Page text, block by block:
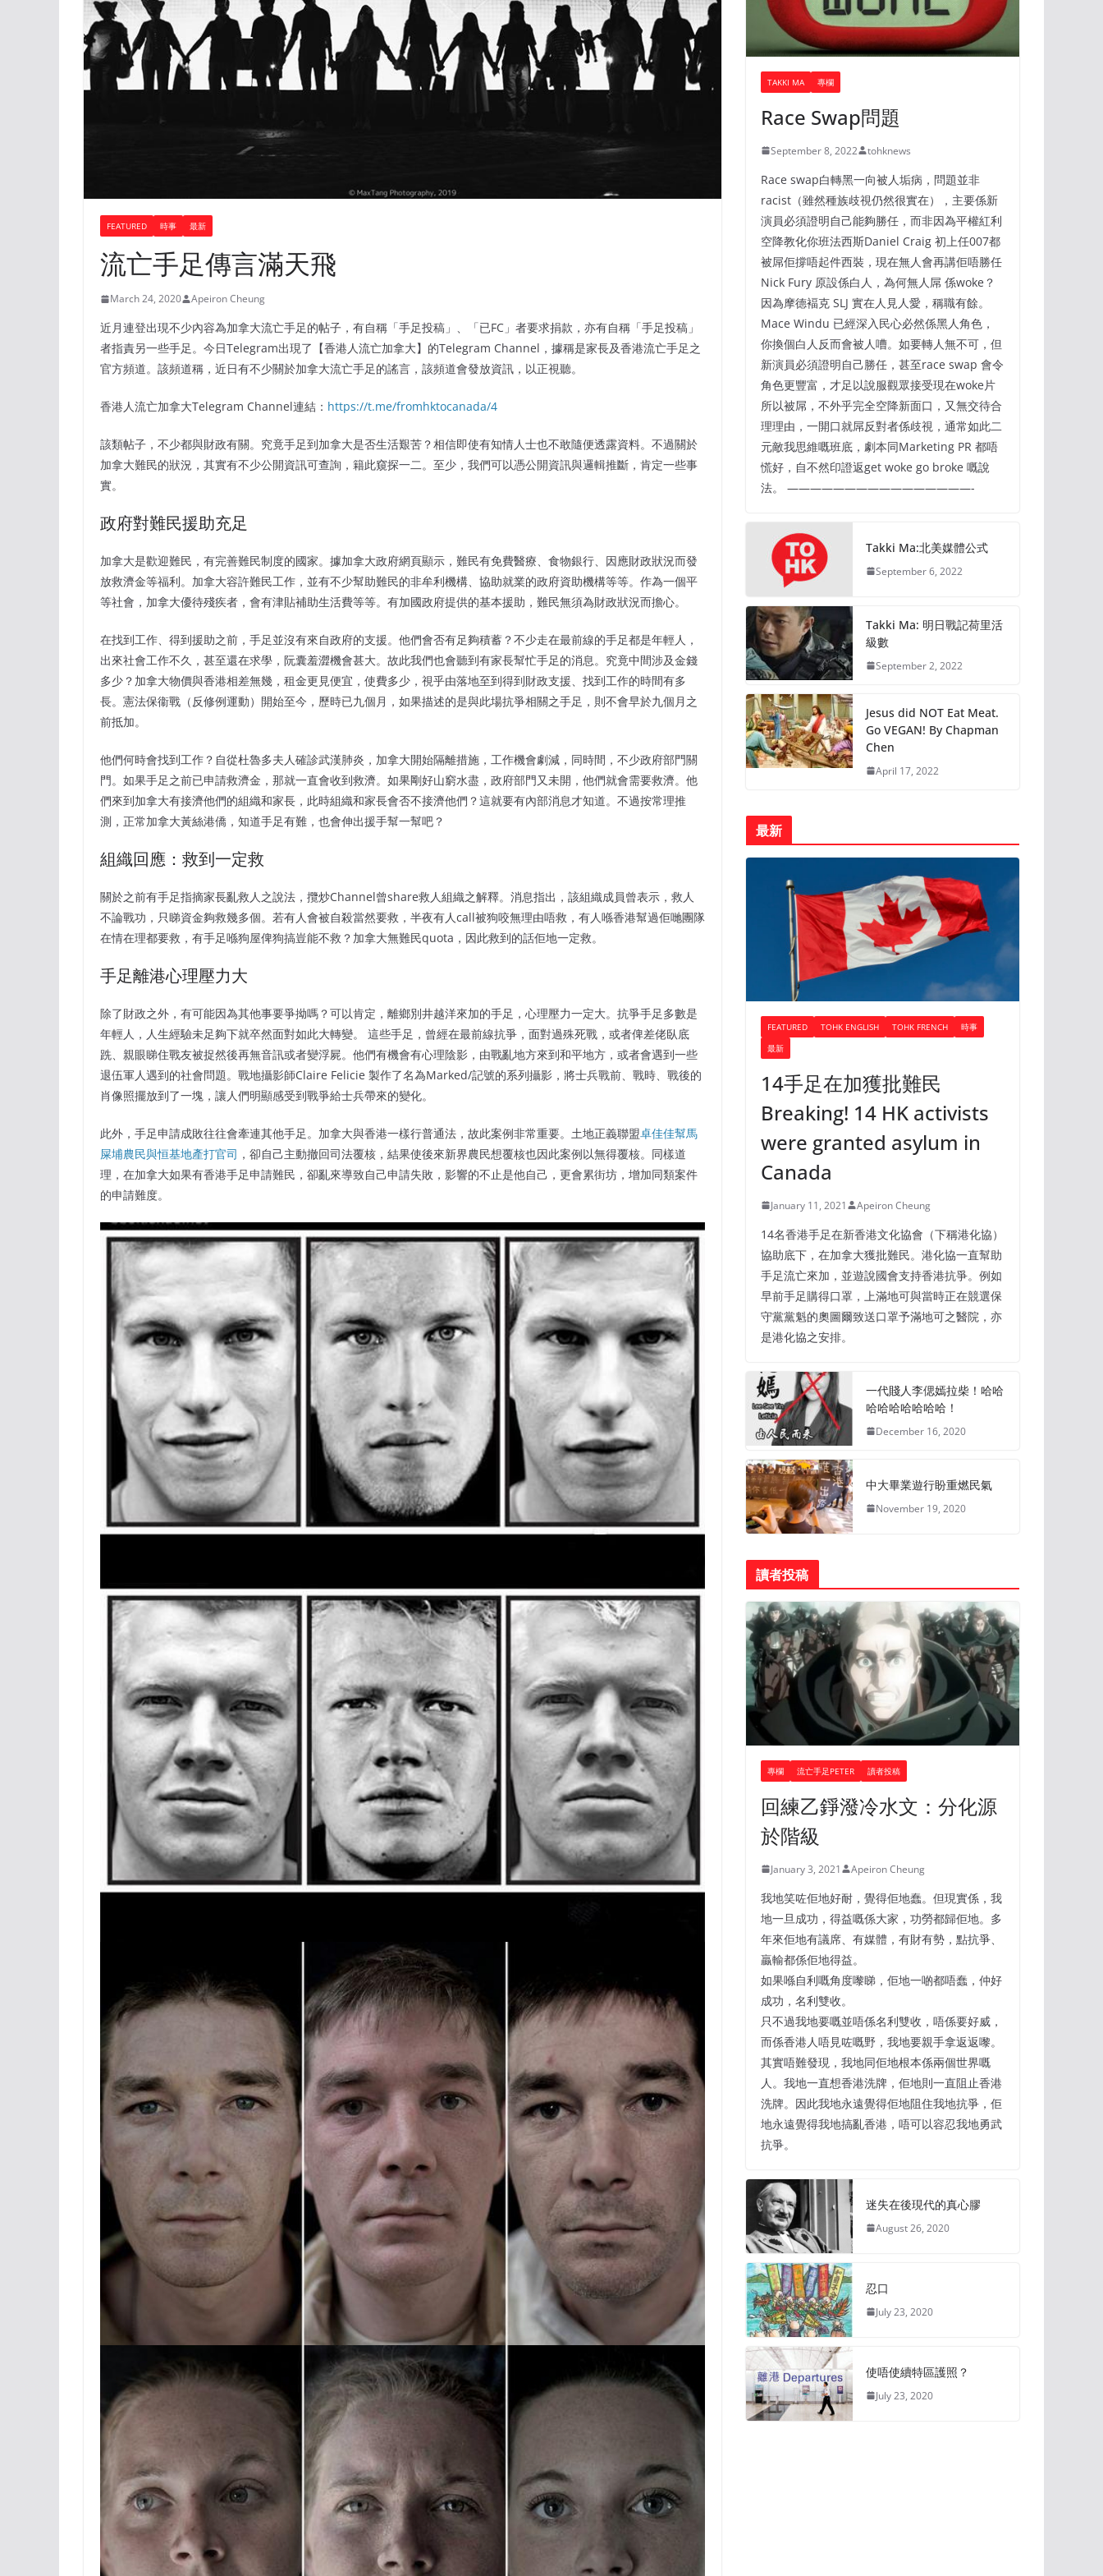
FEATURED 時事 最新
流亡手足傳言滿天飛
March 24, 2020 Apeiron Cheung
近月連登出現不少內容為加拿大流亡手足的帖子，有自稱「手足投稿」、「已FC」者要求捐款，亦有自稱「手足投稿」
者指責另一些手足。今日Telegram出現了【香港人流亡加拿大】的Telegram Channel，據稱是家長及香港流亡手足之
官方頻道。該頻道稱，近日有不少關於加拿大流亡手足的謠言，該頻道會發放資訊，以正視聽。
香港人流亡加拿大Telegram Channel連結： https://t.me/fromhktocanada/4
該類帖子，不少都與財政有關。究竟手足到加拿大是否生活艱苦？相信即使有知情人士也不敢隨便透露資料。不過關於
加拿大難民的狀況，其實有不少公開資訊可查詢，籍此窺探一二。至少，我們可以憑公開資訊與邏輯推斷，肯定一些事
實。
政府對難民援助充足
加拿大是歡迎難民，有完善難民制度的國家。據加拿大政府網頁顯示，難民有免費醫療、食物銀行、因應財政狀況而發
放救濟金等福利。加拿大容許難民工作，並有不少幫助難民的非牟利機構、協助就業的政府資助機構等等。作為一個平
等社會，加拿大優待殘疾者，會有津貼補助生活費等等。有加國政府提供的基本援助，難民無須為財政狀況而擔心。
在找到工作、得到援助之前，手足並沒有來自政府的支援。他們會否有足夠積蓄？不少走在最前線的手足都是年輕人，
出來社會工作不久，甚至還在求學，阮囊羞澀機會甚大。故此我們也會聽到有家長幫忙手足的消息。究竟中間涉及金錢
多少？加拿大物價與香港相差無幾，租金更見便宜，使費多少，視乎由落地至到得到財政支援、找到工作的時間有多
長。憲法保衞戰（反修例運動）開始至今，歷時已九個月，如果描述的是與此場抗爭相關之手足，則不會早於九個月之
前抵加。
他們何時會找到工作？自從杜魯多夫人確診武漢肺炎，加拿大開始隔離措施，工作機會劇減，同時間，不少政府部門關
門。如果手足之前已申請救濟金，那就一直會收到救濟。如果剛好山窮水盡，政府部門又未開，他們就會需要救濟。他
們來到加拿大有接濟他們的組織和家長，此時組織和家長會否不接濟他們？這就要有內部消息才知道。不過按常理推
測，正常加拿大黃絲港僑，知道手足有難，也會伸出援手幫一幫吧？
組織回應：救到一定救
關於之前有手足指摘家長亂救人之說法，攬炒Channel曾share救人組織之解釋。消息指出，該組織成員曾表示，救人
不論戰功，只睇資金夠救幾多個。若有人會被自殺當然要救，半夜有人call被狗咬無理由唔救，有人喺香港幫過佢哋團隊
在情在理都要救，有手足喺狗屋俾狗搞豈能不救？加拿大無難民quota，因此救到的話佢地一定救。
手足離港心理壓力大
除了財政之外，有可能因為其他事要爭拗嗎？可以肯定，離鄉別井越洋來加的手足，心理壓力一定大。抗爭手足多數是
年輕人，人生經驗未足夠下就卒然面對如此大轉變。 這些手足，曾經在最前線抗爭，面對過殊死戰，或者俾差佬臥底
跣、親眼睇住戰友被捉然後再無音訊或者變浮屍。他們有機會有心理陰影，由戰亂地方來到和平地方，或者會遇到一些
退伍軍人遇到的社會問題。戰地攝影師Claire Felicie 製作了名為Marked/記號的系列攝影，將士兵戰前、戰時、戰後的
肖像照擺放到了一塊，讓人們明顯感受到戰爭給士兵帶來的變化。
此外，手足申請成敗往往會牽連其他手足。加拿大與香港一樣行普通法，故此案例非常重要。土地正義聯盟卓佳佳幫馬
屎埔農民與恒基地產打官司 ，卻自己主動撤回司法覆核，結果使後來新界農民想覆核也因此案例以無得覆核。同樣道
理，在加拿大如果有香港手足申請難民，卻亂來導致自己申請失敗，影響的不止是他自己，更會累街坊，增加同類案件
的申請難度。
TAKKI MA 專欄
Race Swap問題
September 8, 2022 tohknews
Race swap白轉黑一向被人垢病，問題並非
racist（雖然種族歧視仍然很實在），主要係新
演員必須證明自己能夠勝任，而非因為平權紅利
空降教化你班法西斯Daniel Craig 初上任007都
被屌佢撐唔起件西裝，現在無人會再講佢唔勝任
Nick Fury 原設係白人，為何無人屌 係woke？
因為摩德褔克 SLJ 實在人見人愛，稱職有餘。
Mace Windu 已經深入民心必然係黑人角色，
你換個白人反而會被人嘈。如要轉人無不可，但
新演員必須證明自己勝任，甚至race swap 會令
角色更豐富，才足以說服觀眾接受現在woke片
所以被屌，不外乎完全空降新面口，又無交待合
理理由，一開口就屌反對者係歧視，通常如此二
元敵我思維嘅班底，劇本同Marketing PR 都唔
慌好，自不然印證返get woke go broke 嘅說
法。 ————————————————-
Takki Ma:北美媒體公式
September 6, 2022
Takki Ma: 明日戰記荷里活
級數
September 2, 2022
Jesus did NOT Eat Meat.
Go VEGAN! By Chapman
Chen
April 17, 2022
最新
FEATURED TOHK ENGLISH TOHK FRENCH
時事
最新
14手足在加獲批難民
Breaking! 14 HK activists
were granted asylum in
Canada
January 11, 2021 Apeiron Cheung
14名香港手足在新香港文化協會（下稱港化協）
協助底下，在加拿大獲批難民。港化協一直幫助
手足流亡來加，並遊說國會支持香港抗爭。例如
早前手足購得口罩，上滿地可與當時正在競選保
守黨黨魁的奧圖爾致送口罩予滿地可之醫院，亦
是港化協之安排。
一代賤人李偲嫣拉柴！哈哈
哈哈哈哈哈哈哈！
December 16, 2020
中大畢業遊行盼重燃民氣
November 19, 2020
讀者投稿
專欄 流亡手足PETER 讀者投稿
回練乙錚潑冷水文：分化源
於階級
January 3, 2021 Apeiron Cheung
我地笑咗佢地好耐，覺得佢地蠢。但現實係，我
地一旦成功，得益嘅係大家，功勞都歸佢地。多
年來佢地有議席、有媒體，有財有勢，點抗爭、
贏輸都係佢地得益。
如果喺自利嘅角度嚟睇，佢地一啲都唔蠢，仲好
成功，名利雙收。
只不過我地要嘅並唔係名利雙收，唔係要好威，
而係香港人唔見咗嘅野，我地要親手拿返返嚟。
其實唔難發現，我地同佢地根本係兩個世界嘅
人。我地一直想香港洗牌，佢地則一直阻止香港
洗牌。因此我地永遠覺得佢地阻住我地抗爭，佢
地永遠覺得我地搞亂香港，唔可以容忍我地勇武
抗爭。
迷失在後現代的真心膠
August 26, 2020
忍口
July 23, 2020
使唔使續特區護照？
July 23, 2020